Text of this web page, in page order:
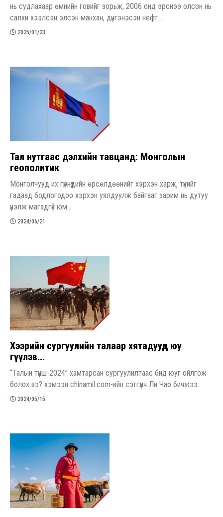
нь судлахаар өмнийн говийг зорьж, 2006 онд эрснээ олсон нь
салхи хээлсэн элсэн манхан, дүнгэнэсэн нефт...
2025/01/23
​Тал нутгаас дэлхийн тавцанд: Монголын
геополитик
Монголчууд их гүрнүүдийн өрсөлдөөнийг хэрхэн харж, түүнийг
гадаад бодлогодоо хэрхэн уялдуулж байгааг зарим нь дутуу
үнэлж магадгүй юм...
2024/06/21
Хээрийн сургуулийн талаар хятадууд юу
өгүүлэв...
“Талын түнш-2024” хамтарсан сургуулилтаас бид юуг ойлгож
болох вэ? хэмээн chinamil.com-ийн сэтгүүлч Ли Чао бичжээ.
2024/05/15